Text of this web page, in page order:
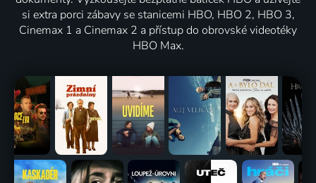
si extra porci zábavy se stanicemi HBO, HBO 2, HBO 3,
Cinemax 1 a Cinemax 2 a přístup do obrovské videotéky
HBO Max.